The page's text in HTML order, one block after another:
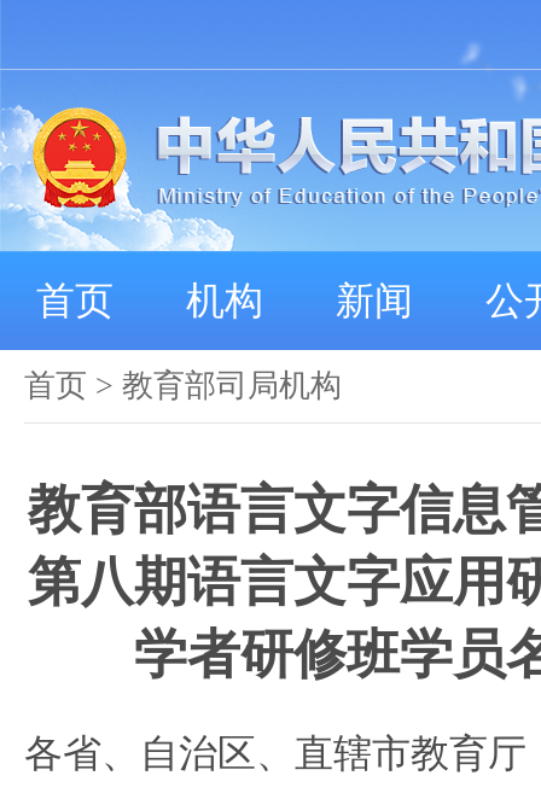
首页 机构 新闻 公
首页 > 教育部司局机构
教育部语言文字信息
第八期语言文字应用
学者研修班学员
各省、自治区、直辖市教育